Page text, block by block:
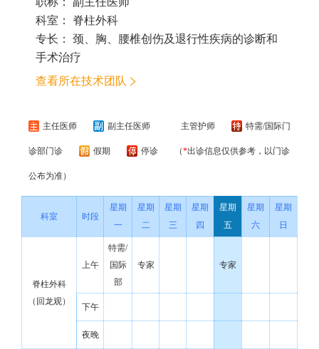
科室： 脊柱外科
专长： 颈、胸、腰椎创伤及退行性疾病的诊断和
手术治疗
查看所在技术团队
主任医师 副主任医师 主管护师 特需/国际门
诊部门诊 假期 停诊 （*出诊信息仅供参考，以门诊
公布为准）
科室 时段
星期
一
星期
二
星期
三
星期
四
星期
五
星期
六
星期
日
脊柱外科
（回龙观）
上午
特需/
国际
部
专家 专家
下午
夜晚